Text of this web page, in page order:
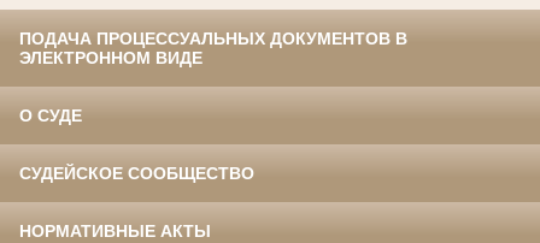
ПОДАЧА ПРОЦЕССУАЛЬНЫХ ДОКУМЕНТОВ В
ЭЛЕКТРОННОМ ВИДЕ
О СУДЕ
СУДЕЙСКОЕ СООБЩЕСТВО
НОРМАТИВНЫЕ АКТЫ